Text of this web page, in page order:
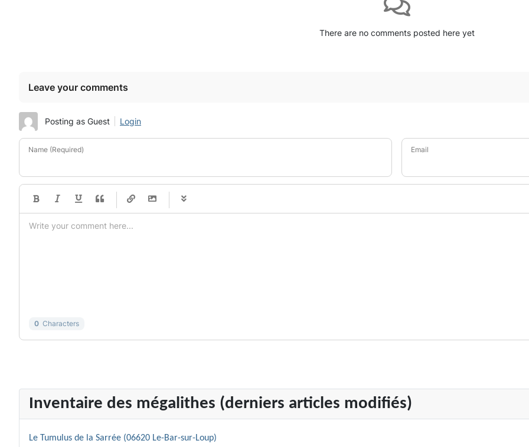
There are no comments posted here yet
Leave your comments
Posting as Guest Login
Name (Required) Email
-
-
-
-
0 Characters
Inventaire des mégalithes (derniers articles modifiés)
Le Tumulus de la Sarrée (06620 Le-Bar-sur-Loup)